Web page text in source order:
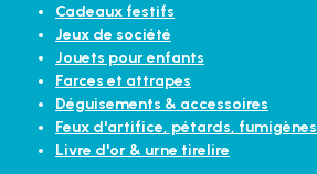
Cadeaux festifs
Jeux de société
Jouets pour enfants
Farces et attrapes
Déguisements & accessoires
Feux d'artifice, pétards, fumigènes
Livre d'or & urne tirelire